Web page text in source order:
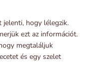
hogy lélegzik.
ezt az információt.
megtaláljuk
és egy szelet